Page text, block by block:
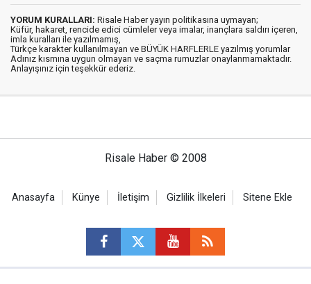
YORUM KURALLARI: Risale Haber yayın politikasına uymayan;
Küfür, hakaret, rencide edici cümleler veya imalar, inançlara saldırı içeren,
imla kuralları ile yazılmamış,
Türkçe karakter kullanılmayan ve BÜYÜK HARFLERLE yazılmış yorumlar
Adınız kısmına uygun olmayan ve saçma rumuzlar onaylanmamaktadır.
Anlayışınız için teşekkür ederiz.
Risale Haber © 2008
Anasayfa Künye İletişim Gizlilik İlkeleri Sitene Ekle